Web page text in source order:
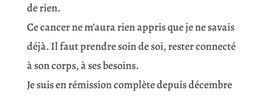
de rien.
Ce cancer ne m’aura rien appris que je ne savais
déjà. Il faut prendre soin de soi, rester connecté
à son corps, à ses besoins.
Je suis en rémission complète depuis décembre